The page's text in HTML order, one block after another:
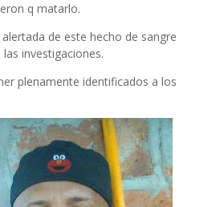
q matarlo.
de este hecho de sangre
investigaciones.
plenamente identificados a los